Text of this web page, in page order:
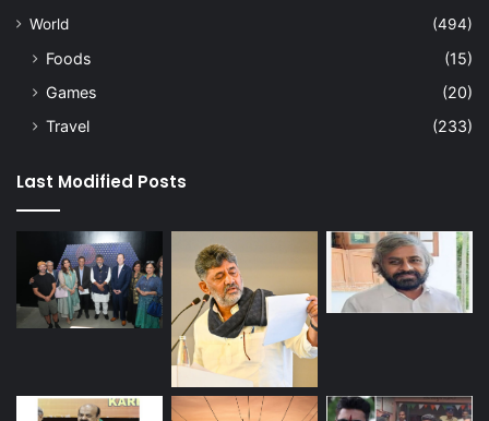
World
(494)
Foods
(15)
Games
(20)
Travel
(233)
Last Modified Posts